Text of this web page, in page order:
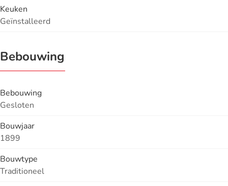
Keuken
Geïnstalleerd
Bebouwing
Bebouwing
Gesloten
Bouwjaar
1899
Bouwtype
Traditioneel